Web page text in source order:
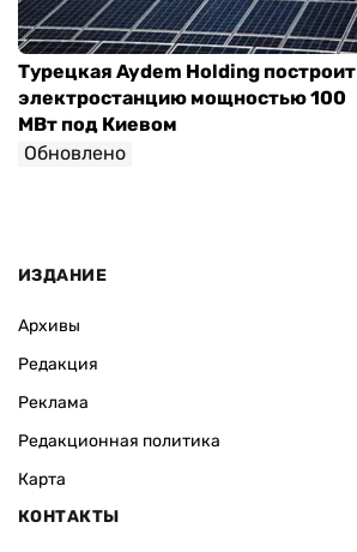
Турецкая Aydem Holding построит
электростанцию мощностью 100
МВт под Киевом
Обновлено
ИЗДАНИЕ
Архивы
Редакция
Реклама
Редакционная политика
Карта
КОНТАКТЫ